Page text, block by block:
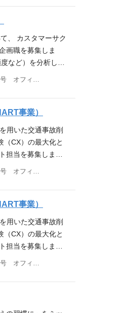
Workspace with G
転行動を検知する
減することを組織
のメンバーと協力
ンテーション、レ
て自己成長を大事
通じて発信する文
下の要件をすべて
モデルを開発し、
テムを用いたチー
タの分析経験 ・セ
じめとした分析コ
おける論文採録の
ステムの開発経験
専門領域が異なる
できる方 ・技術の
用サービス運用ま
生にサービスを作
、インフラ構築・
台数も10万台を超
いバックエンドエ
値を高めるため
の解消に向けたリ
ックエンドを中心
きるポジションで
としての視点を活
策定や新規施策の
く、プロダクトを
・言語: Go / Ruby /
(React), Nuxt.j
発支援：Claude C
７名の少数で、フ
まで行っていま
、ドラレコ工場内
、自分たちで考
で、プロトタイプ
も担い、リアルワ
ンドユーザーが使
DRIVE CHART』
レコーダー等のデ
っていただきま
しながらハードウ
管理』『DRIVE CH
用するスマホ(And
がりに増えていき
うミッションのも
CHART』の新
ルしていくために
加に対応できる開
が直接使用するプ
リケーションから
使用したシステム
すことも、また幅
り魅力です。 エッ
体では大きな問題
が必要ですが、そ
。これにより、地
に反映する事が可
現に貢献できるモ
内容 『DRIVE CH
映像を収集し、変
抽出 / 出力を行う
社向けのWebツー
が活躍できる現場
CHART』から取得
げるための基盤強
同時に進めていく
ニアリングに強み
で担当し、プロジ
ンドエンジニアを
ンの監視システム
コデータを用いた
のポジションの最
コーダーから得ら
大変魅力的な環
、 カスタマーサク
画職を募集しま
など）を分析し、
チ・ロータッチ）
着」を実現してい
だけでなく現場の
とが最大のミッシ
度合い」「ログイ
を定点観測し、顧
知 上記データを基
んでいない顧客
コンテンツ自動配
す。 • テックタッ
自動化（メールオ
を削減しつつ、顧
ー構築 • CS基盤
定義、導入、運用
をCRMへ統合し、
格 ■求める経験・
事業）
用いた交通事故削
（CX）の最大化と
担当を募集しま
ーション対応や
ん。生成AI等のテ
、データ・VOCを
入・UI/UX設計な
テクニカル対応】
画面（SaaS） ・
原因究明 ・1次対
技術的支援、運用
ザーの自己解決率
事業）
用いた交通事故削
（CX）の最大化と
担当を募集しま
ーション対応や
ん。生成AI等のテ
、データ・VOCを
入・UI/UX設計な